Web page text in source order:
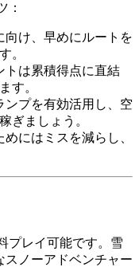
：
向け、早めにルートを
。
トは累積得点に直結
す。
ンプを有効活用し、空
ぎましょう。
にはミスを減らし、
プレイ可能です。雪
スノーアドベンチャー